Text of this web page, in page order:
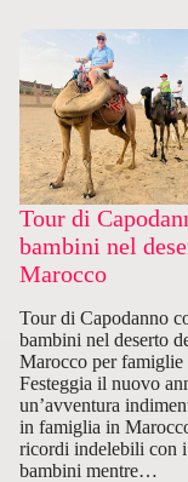
Tour di
bambini nel
Marocco
Tour di Capodanno
bambini nel deserto
Marocco per famiglie
Festeggia il nuovo
un’avventura
in famiglia in
ricordi indelebili con
bambini mentre…